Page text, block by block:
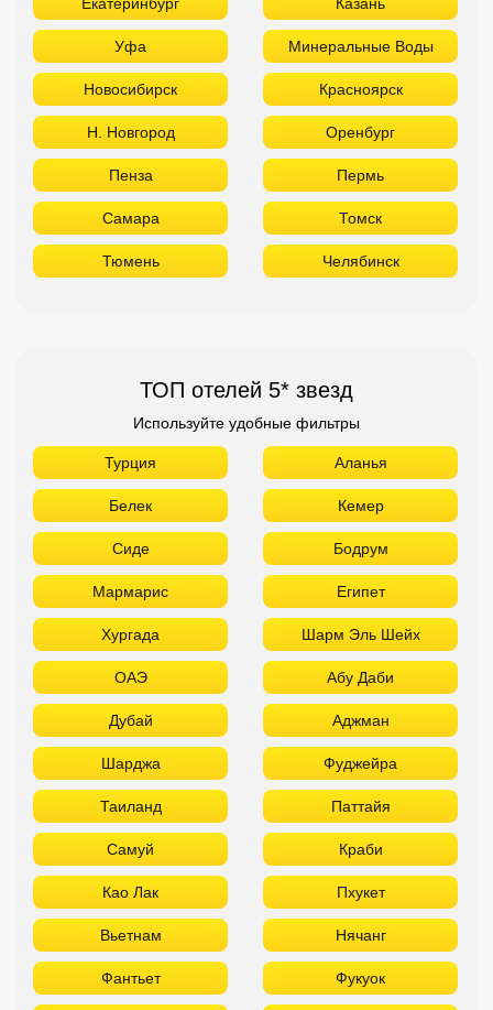
Уфа Минеральные Воды
Новосибирск Красноярск
Н. Новгород Оренбург
Пенза Пермь
Самара Томск
Тюмень Челябинск
ТОП отелей 5* звезд
Используйте удобные фильтры
Турция Аланья
Белек Кемер
Сиде Бодрум
Мармарис Египет
Хургада Шарм Эль Шейх
ОАЭ Абу Даби
Дубай Аджман
Шарджа Фуджейра
Таиланд Паттайя
Самуй Краби
Као Лак Пхукет
Вьетнам Нячанг
Фантьет Фукуок